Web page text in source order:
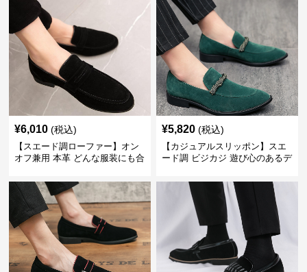
¥6,010 (税込)
【スエード調ローファー】オン
オフ兼用 本革 どんな服装にも合
供
¥5,820 (税込)
【カジュアルスリッポン】スエ
ード調 ビジカジ 遊び心のあるデ
表現